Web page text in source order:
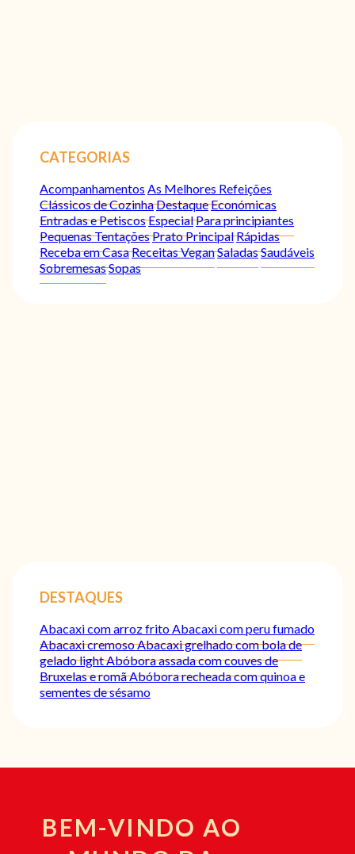
CATEGORIAS
Acompanhamentos As Melhores Refeições
Clássicos de CozinhaDestaqueEconómicas
Entradas e PetiscosEspecialPara principiantes
Pequenas TentaçõesPrato PrincipalRápidas
Receba em CasaReceitas VeganSaladasSaudáveis
SobremesasSopas
DESTAQUES
Abacaxi com arroz fritoAbacaxi com peru fumado
Abacaxi cremosoAbacaxi grelhado com bola de
gelado lightAbóbora assada com couves de
Bruxelas e romãAbóbora recheada com quinoa e
sementes de sésamo
BEM-VINDO AO